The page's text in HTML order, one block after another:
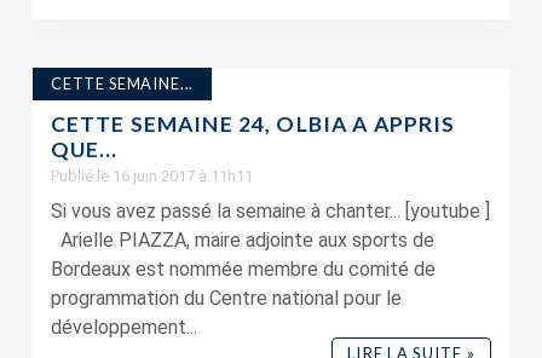
CETTE SEMAINE...
CETTE SEMAINE 24, OLBIA A APPRIS
QUE…
Publié le 16 juin 2017 à 11h11
Si vous avez passé la semaine à chanter... [youtube ]
Arielle PIAZZA, maire adjointe aux sports de
Bordeaux est nommée membre du comité de
programmation du Centre national pour le
développement...
LIRE LA SUITE »